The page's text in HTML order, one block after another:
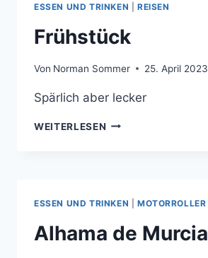
ZURÜCK
ESSEN UND TRINKEN REISEN
Frühstück
Von Norman Sommer 25. April 2023
Spärlich aber lecker
WEITERLESEN FRÜHSTÜCK
ESSEN UND TRINKEN MOTORROLLER
Alhama de Murcia